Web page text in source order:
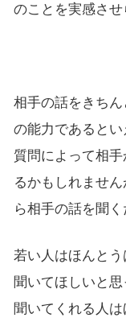
のことを実感させ
相手の話をきち
の能力であると
質問によって相
るかもしれませ
ら相手の話を聞
若い人はほんとう
聞いてほしいと
聞いてくれる人